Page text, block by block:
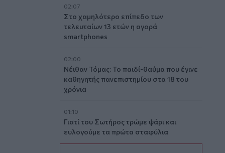
02:07
Στο χαμηλότερο επίπεδο των
τελευταίων 13 ετών η αγορά
smartphones
02:00
Νέιθαν Τόμας: Το παιδί-θαύμα που έγινε
καθηγητής πανεπιστημίου στα 18 του
χρόνια
01:10
Γιατί του Σωτήρος τρώμε ψάρι και
ευλογούμε τα πρώτα σταφύλια